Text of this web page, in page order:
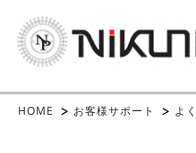
HOME お客様サポート よ